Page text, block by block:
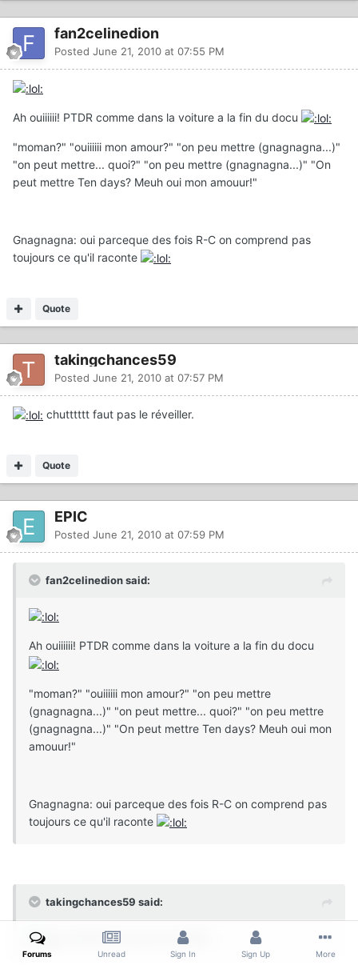
fan2celinedion
Posted June 21, 2010 at 07:55 PM
Ah ouiiiiii! PTDR comme dans la voiture a la fin du docu
"moman?" "ouiiiiii mon amour?" "on peu mettre (gnagnagna...)"
"on peut mettre... quoi?" "on peu mettre (gnagnagna...)" "On
peut mettre Ten days? Meuh oui mon amouur!"
Gnagnagna: oui parceque des fois R-C on comprend pas
toujours ce qu'il raconte
Quote
takingchances59
Posted June 21, 2010 at 07:57 PM
chutttttt faut pas le réveiller.
Quote
EPIC
Posted June 21, 2010 at 07:59 PM
fan2celinedion said:
Ah ouiiiiii! PTDR comme dans la voiture a la fin du docu
"moman?" "ouiiiiii mon amour?" "on peu mettre
(gnagnagna...)" "on peut mettre... quoi?" "on peu mettre
(gnagnagna...)" "On peut mettre Ten days? Meuh oui mon
amouur!"
Gnagnagna: oui parceque des fois R-C on comprend pas
toujours ce qu'il raconte
takingchances59 said:
chutttttt faut pas le réveiller.
Forums Unread Sign In Sign Up More